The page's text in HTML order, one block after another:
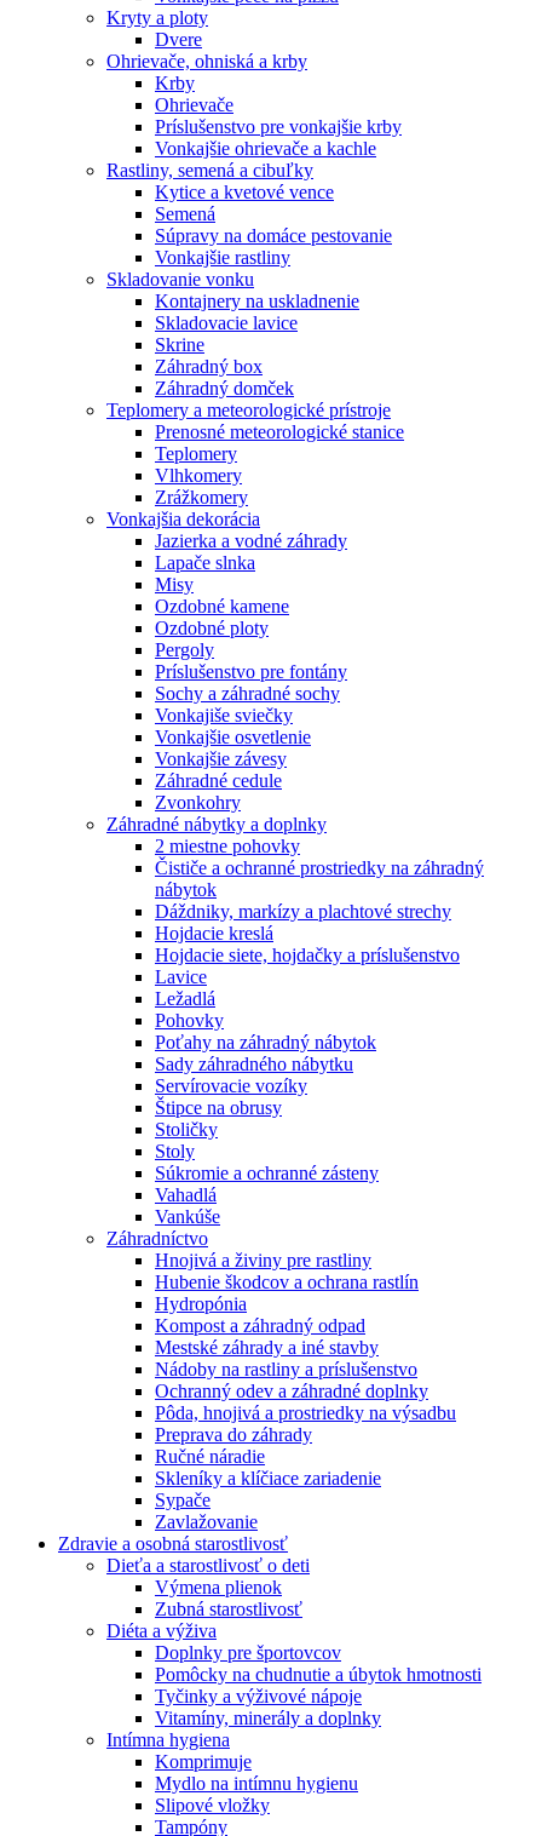
Kryty a ploty
Dvere
Ohrievače, ohniská a krby
Krby
Ohrievače
Príslušenstvo pre vonkajšie krby
Vonkajšie ohrievače a kachle
Rastliny, semená a cibuľky
Kytice a kvetové vence
Semená
Súpravy na domáce pestovanie
Vonkajšie rastliny
Skladovanie vonku
Kontajnery na uskladnenie
Skladovacie lavice
Skrine
Záhradný box
Záhradný domček
Teplomery a meteorologické prístroje
Prenosné meteorologické stanice
Teplomery
Vlhkomery
Zrážkomery
Vonkajšia dekorácia
Jazierka a vodné záhrady
Lapače slnka
Misy
Ozdobné kamene
Ozdobné ploty
Pergoly
Príslušenstvo pre fontány
Sochy a záhradné sochy
Vonkajiše sviečky
Vonkajšie osvetlenie
Vonkajšie závesy
Záhradné cedule
Zvonkohry
Záhradné nábytky a doplnky
2 miestne pohovky
Čističe a ochranné prostriedky na záhradný
nábytok
Dáždniky, markízy a plachtové strechy
Hojdacie kreslá
Hojdacie siete, hojdačky a príslušenstvo
Lavice
Ležadlá
Pohovky
Poťahy na záhradný nábytok
Sady záhradného nábytku
Servírovacie vozíky
Štipce na obrusy
Stoličky
Stoly
Súkromie a ochranné zásteny
Vahadlá
Vankúše
Záhradníctvo
Hnojivá a živiny pre rastliny
Hubenie škodcov a ochrana rastlín
Hydropónia
Kompost a záhradný odpad
Mestské záhrady a iné stavby
Nádoby na rastliny a príslušenstvo
Ochranný odev a záhradné doplnky
Pôda, hnojivá a prostriedky na výsadbu
Preprava do záhrady
Ručné náradie
Skleníky a klíčiace zariadenie
Sypače
Zavlažovanie
Zdravie a osobná starostlivosť
Dieťa a starostlivosť o deti
Výmena plienok
Zubná starostlivosť
Diéta a výživa
Doplnky pre športovcov
Pomôcky na chudnutie a úbytok hmotnosti
Tyčinky a výživové nápoje
Vitamíny, minerály a doplnky
Intímna hygiena
Komprimuje
Mydlo na intímnu hygienu
Slipové vložky
Tampóny